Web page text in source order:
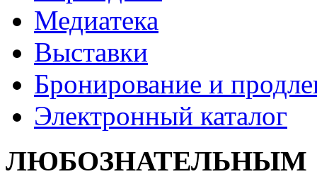
Медиатека
Выставки
Бронирование и
Электронный каталог
ЛЮБОЗНАТЕЛЬНЫМ